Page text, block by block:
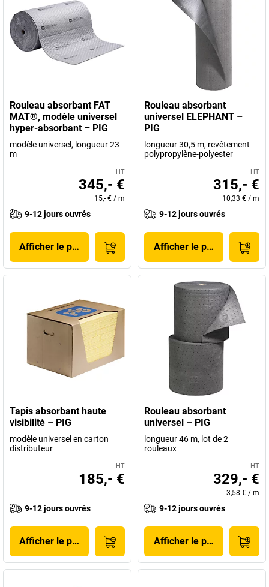
Rouleau absorbant FAT
MAT®, modèle universel
hyper-absorbant – PIG
modèle universel, longueur 23
m
HT
345,- €
15,- € / m
9-12 jours ouvrés
Afficher le produit
Rouleau absorbant
universel ELEPHANT –
PIG
longueur 30,5 m, revêtement
polypropylène-polyester
HT
315,- €
10,33 € / m
9-12 jours ouvrés
Afficher le produit
Tapis absorbant haute
visibilité – PIG
modèle universel en carton
distributeur
HT
185,- €
9-12 jours ouvrés
Afficher le produit
Rouleau absorbant
universel – PIG
longueur 46 m, lot de 2
rouleaux
HT
329,- €
3,58 € / m
9-12 jours ouvrés
Afficher le produit